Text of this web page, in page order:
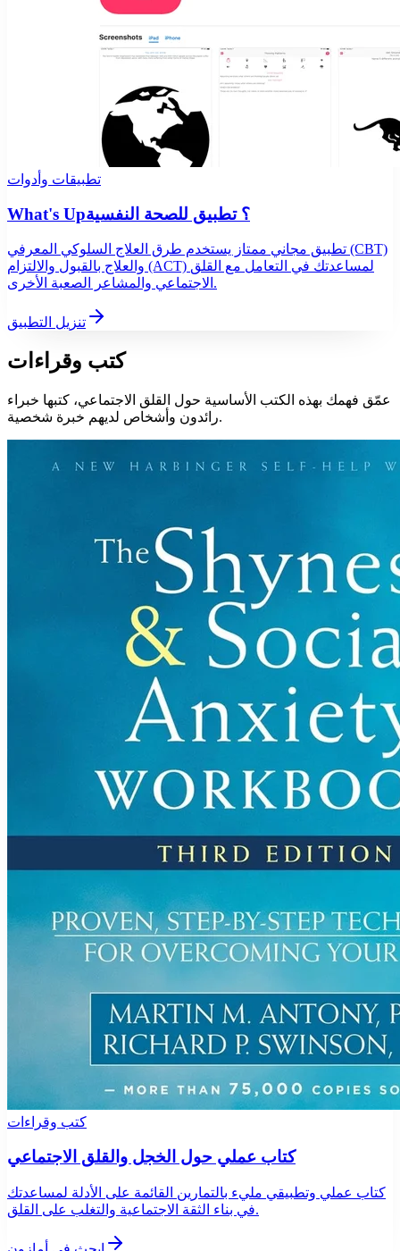
تطبيقات وأدوات
What's Up؟ تطبيق للصحة النفسية
تطبيق مجاني ممتاز يستخدم طرق العلاج السلوكي المعرفي (CBT)
والعلاج بالقبول والالتزام (ACT) لمساعدتك في التعامل مع القلق
الاجتماعي والمشاعر الصعبة الأخرى.
تنزيل التطبيق
كتب وقراءات
عمّق فهمك بهذه الكتب الأساسية حول القلق الاجتماعي، كتبها خبراء
رائدون وأشخاص لديهم خبرة شخصية.
كتب وقراءات
كتاب عملي حول الخجل والقلق الاجتماعي
كتاب عملي وتطبيقي مليء بالتمارين القائمة على الأدلة لمساعدتك
في بناء الثقة الاجتماعية والتغلب على القلق.